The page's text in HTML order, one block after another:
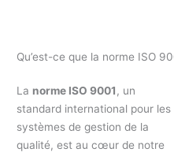
Qu’est-ce que la norme ISO
La norme ISO 9001 , un
standard international pour les
systèmes de gestion de la
qualité, est au cœur de notre